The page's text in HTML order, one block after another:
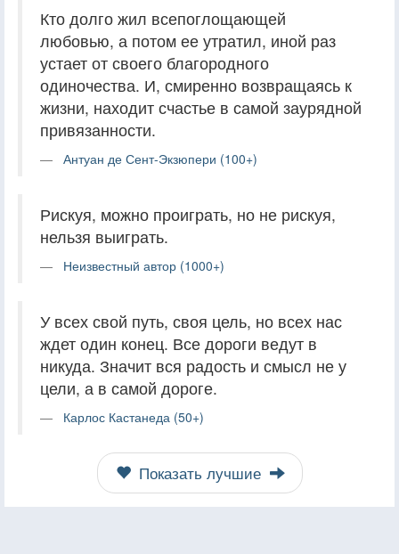
Кто долго жил всепоглощающей
любовью, а потом ее утратил, иной раз
устает от своего благородного
одиночества. И, смиренно возвращаясь к
жизни, находит счастье в самой заурядной
привязанности.
Антуан де Сент-Экзюпери (100+)
Рискуя, можно проиграть, но не рискуя,
нельзя выиграть.
Неизвестный автор (1000+)
У всех свой путь, своя цель, но всех нас
ждет один конец. Все дороги ведут в
никуда. Значит вся радость и смысл не у
цели, а в самой дороге.
Карлос Кастанеда (50+)
Показать лучшие